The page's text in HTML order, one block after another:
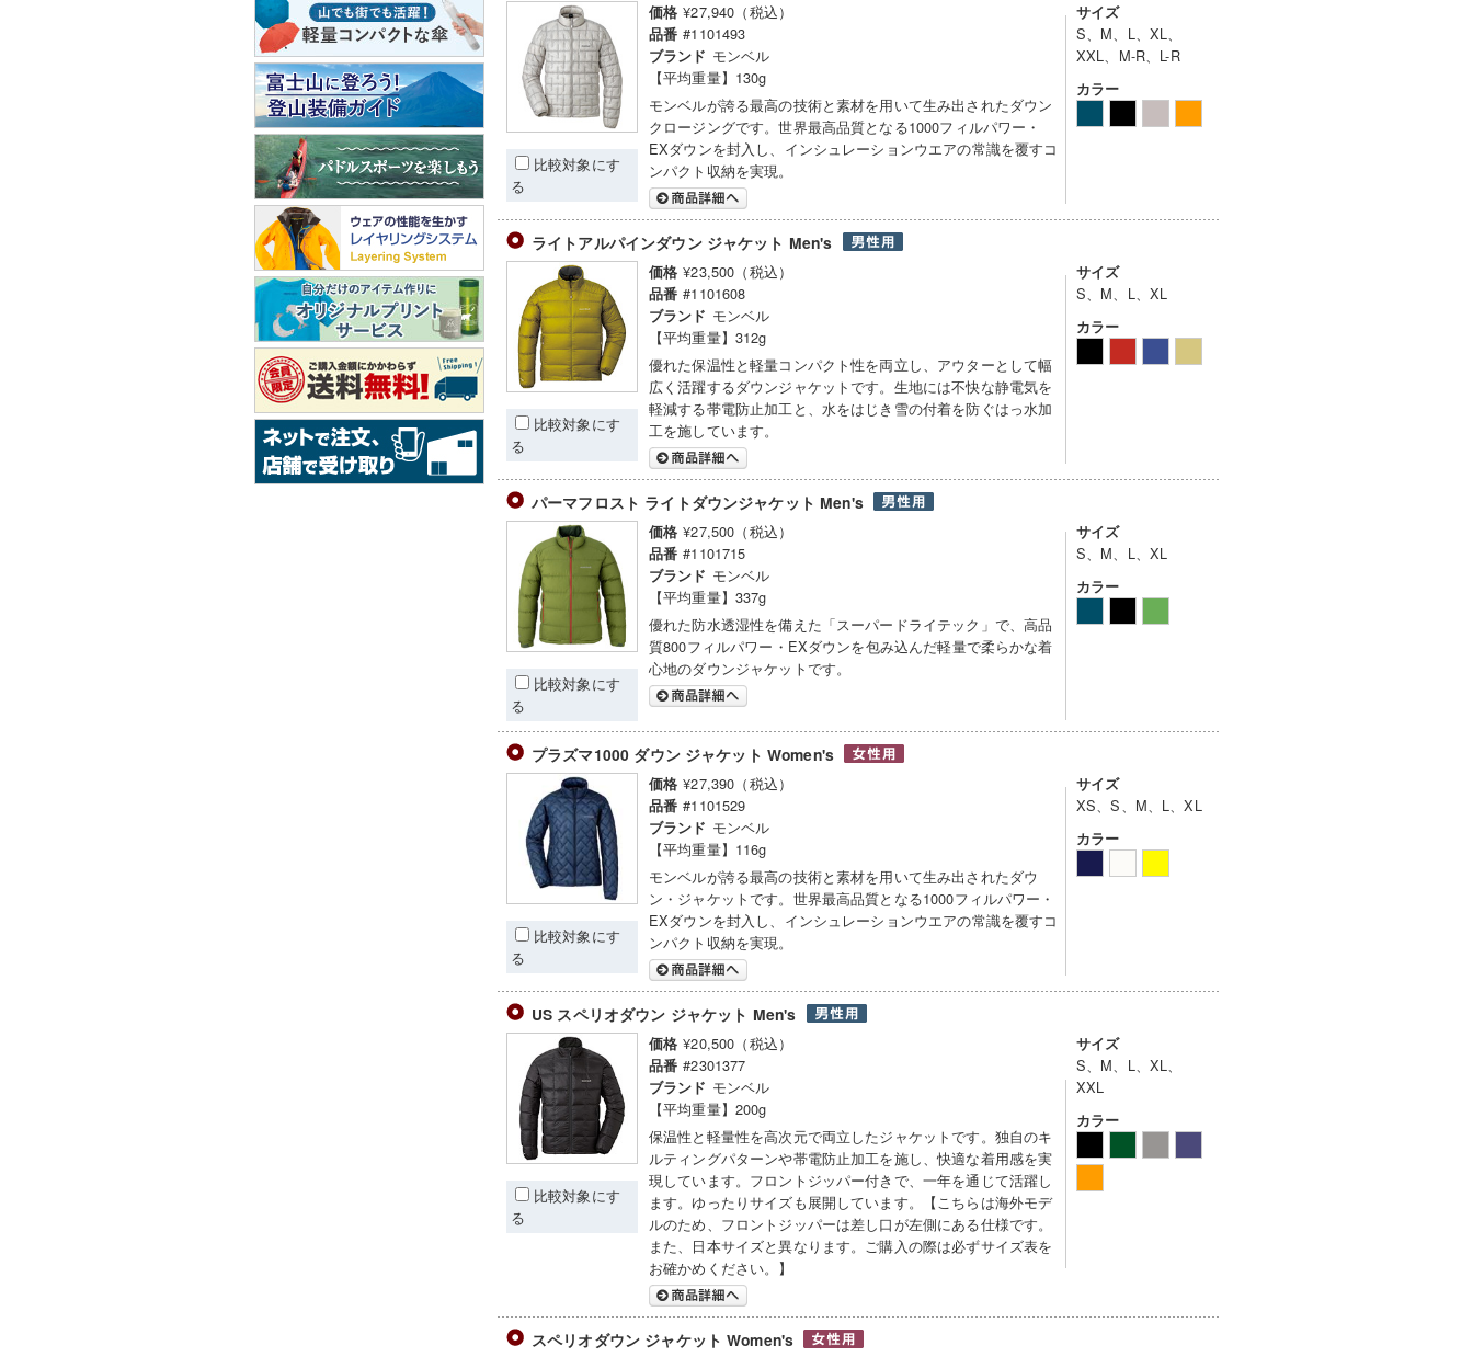
比較対象にす
る
価格 ¥27,940（税込）
品番 #1101493
ブランド モンベル
【平均重量】130g
モンベルが誇る最高の技術と素材を用いて生み出されたダウン
クロージングです。世界最高品質となる1000フィルパワー・
EXダウンを封入し、インシュレーションウエアの常識を覆すコ
ンパクト収納を実現。
サイズ
S、M、L、XL、
XXL、M-R、L-R
カラー
ライトアルパインダウン ジャケット Men's
比較対象にす
る
価格 ¥23,500（税込）
品番 #1101608
ブランド モンベル
【平均重量】312g
優れた保温性と軽量コンパクト性を両立し、アウターとして幅
広く活躍するダウンジャケットです。生地には不快な静電気を
軽減する帯電防止加工と、水をはじき雪の付着を防ぐはっ水加
工を施しています。
サイズ
S、M、L、XL
カラー
パーマフロスト ライトダウンジャケット Men's
比較対象にす
る
価格 ¥27,500（税込）
品番 #1101715
ブランド モンベル
【平均重量】337g
優れた防水透湿性を備えた「スーパードライテック」で、高品
質800フィルパワー・EXダウンを包み込んだ軽量で柔らかな着
心地のダウンジャケットです。
サイズ
S、M、L、XL
カラー
プラズマ1000 ダウン ジャケット Women's
比較対象にす
る
価格 ¥27,390（税込）
品番 #1101529
ブランド モンベル
【平均重量】116g
モンベルが誇る最高の技術と素材を用いて生み出されたダウ
ン・ジャケットです。世界最高品質となる1000フィルパワー・
EXダウンを封入し、インシュレーションウエアの常識を覆すコ
ンパクト収納を実現。
サイズ
XS、S、M、L、XL
カラー
US スペリオダウン ジャケット Men's
比較対象にす
る
価格 ¥20,500（税込）
品番 #2301377
ブランド モンベル
【平均重量】200g
保温性と軽量性を高次元で両立したジャケットです。独自のキ
ルティングパターンや帯電防止加工を施し、快適な着用感を実
現しています。フロントジッパー付きで、一年を通じて活躍し
ます。ゆったりサイズも展開しています。【こちらは海外モデ
ルのため、フロントジッパーは差し口が左側にある仕様です。
また、日本サイズと異なります。ご購入の際は必ずサイズ表を
お確かめください。】
サイズ
S、M、L、XL、
XXL
カラー
スペリオダウン ジャケット Women's